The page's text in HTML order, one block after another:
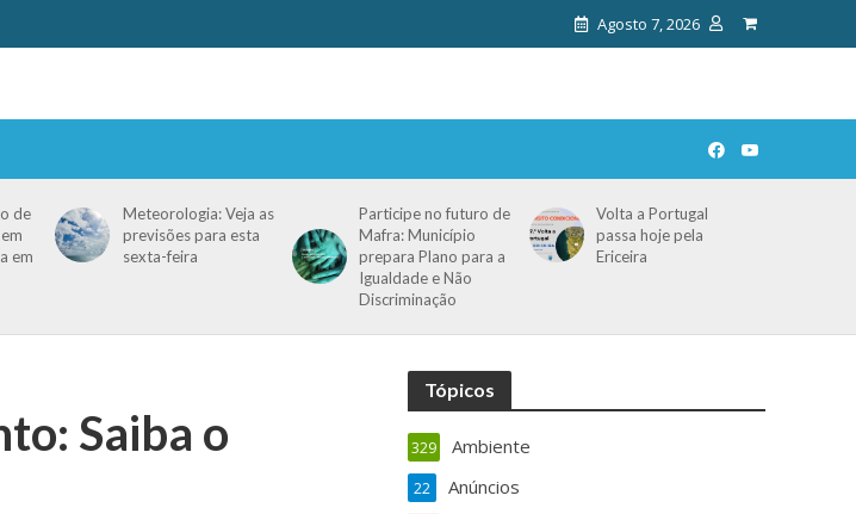
Agosto 7, 2026
de
em
Meteorologia: Veja as
previsões para esta
sexta-feira
Participe no futuro de
Mafra: Município
prepara Plano para a
Igualdade e Não
Discriminação
Volta a Portugal
passa hoje pela
Ericeira
Saiba o
Tópicos
Ambiente
329
Anúncios
22